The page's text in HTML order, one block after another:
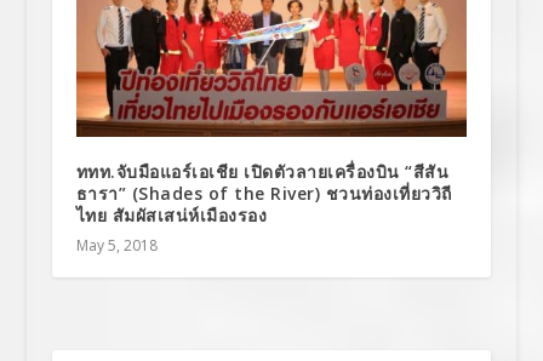
ททท.จับมือแอร์เอเชีย เปิดตัวลายเครื่องบิน “สีสัน
ธารา” (Shades of the River) ชวนท่องเที่ยววิถี
ไทย สัมผัสเสน่ห์เมืองรอง
May 5, 2018